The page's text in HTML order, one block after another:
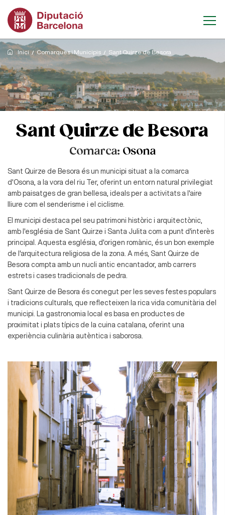
Inici Comarques i Municipis Sant Quirze de Besora
Sant Quirze de Besora
Comarca: Osona
Sant Quirze de Besora és un municipi situat a la comarca
d'Osona, a la vora del riu Ter, oferint un entorn natural privilegiat
amb paisatges de gran bellesa, ideals per a activitats a l'aire
lliure com el senderisme i el ciclisme.
El municipi destaca pel seu patrimoni històric i arquitectònic,
amb l'església de Sant Quirze i Santa Julita com a punt d'interès
principal. Aquesta església, d'origen romànic, és un bon exemple
de l'arquitectura religiosa de la zona. A més, Sant Quirze de
Besora compta amb un nucli antic encantador, amb carrers
estrets i cases tradicionals de pedra.
Sant Quirze de Besora és conegut per les seves festes populars
i tradicions culturals, que reflecteixen la rica vida comunitària del
municipi. La gastronomia local es basa en productes de
proximitat i plats típics de la cuina catalana, oferint una
experiència culinària autèntica i saborosa.